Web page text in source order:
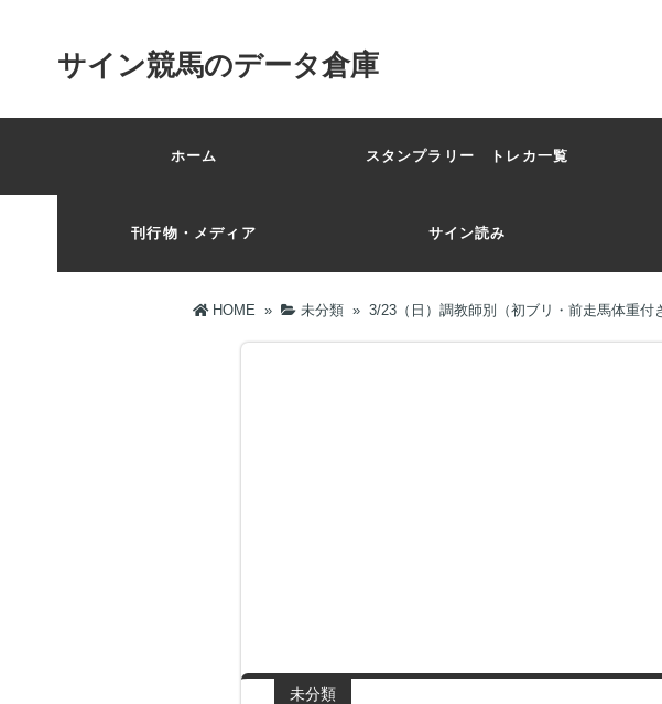
サイン競馬のデータ倉庫
ホーム スタンプラリー トレカ一覧
刊行物・メディア サイン読み
HOME » 未分類 » 3/23（日）調教師別（初ブリ・前走馬体重付
未分類